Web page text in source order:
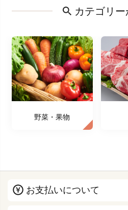
カテゴリ
野菜・果物
お支払いについて